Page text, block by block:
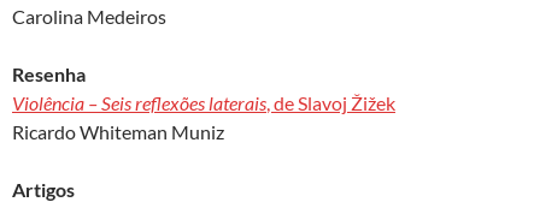
Carolina Medeiros
Resenha
Violência – Seis reflexões laterais, deSlavoj Žižek
Ricardo Whiteman Muniz
Artigos